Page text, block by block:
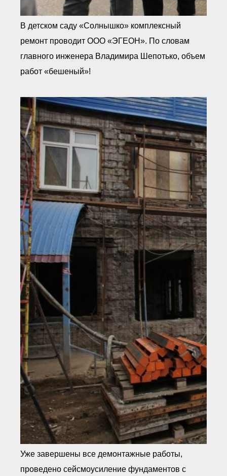
В детском саду «Солнышко» комплексный
ремонт проводит ООО «ЭГЕОН». По словам
главного инженера Владимира Шепотько, объем
работ «бешеный»!
Уже завершены все демонтажные работы,
проведено сейсмоусиление фундаментов с